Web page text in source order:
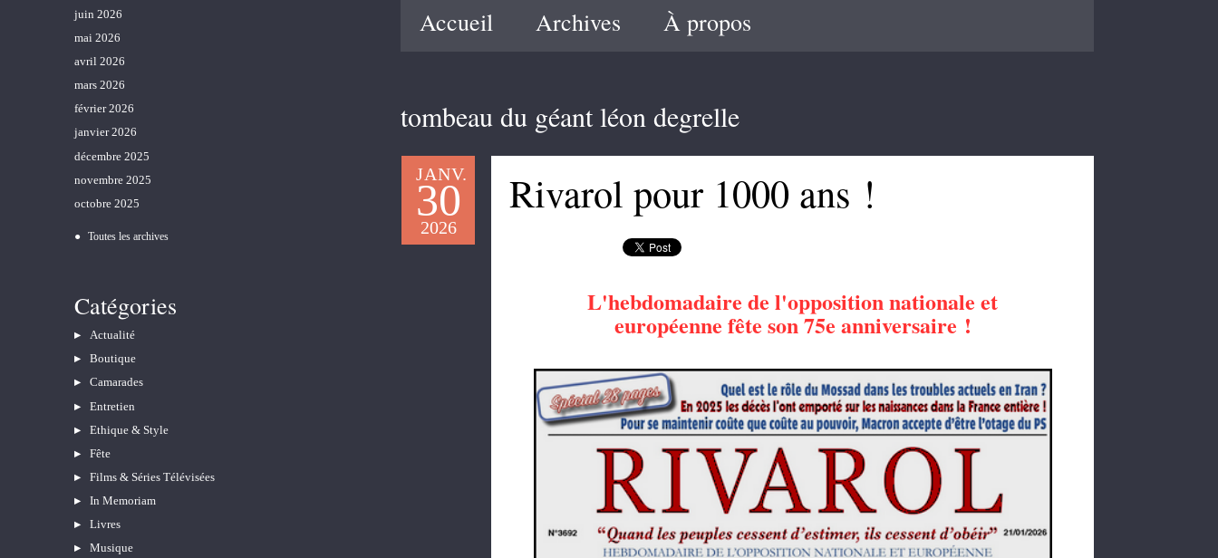
juin 2026
mai 2026
avril 2026
mars 2026
février 2026
janvier 2026
décembre 2025
novembre 2025
octobre 2025
Toutes les archives
Catégories
Actualité
Boutique
Camarades
Entretien
Ethique & Style
Fête
Films & Séries Télévisées
In Memoriam
Livres
Musique
Accueil Archives À propos
tombeau du géant léon degrelle
JANV.
30
2026
Rivarol pour 1000 ans !
L'hebdomadaire de l'opposition nationale et
européenne fête son 75e anniversaire !